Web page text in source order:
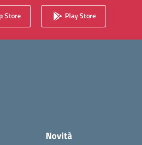
Store Play Store
Novità